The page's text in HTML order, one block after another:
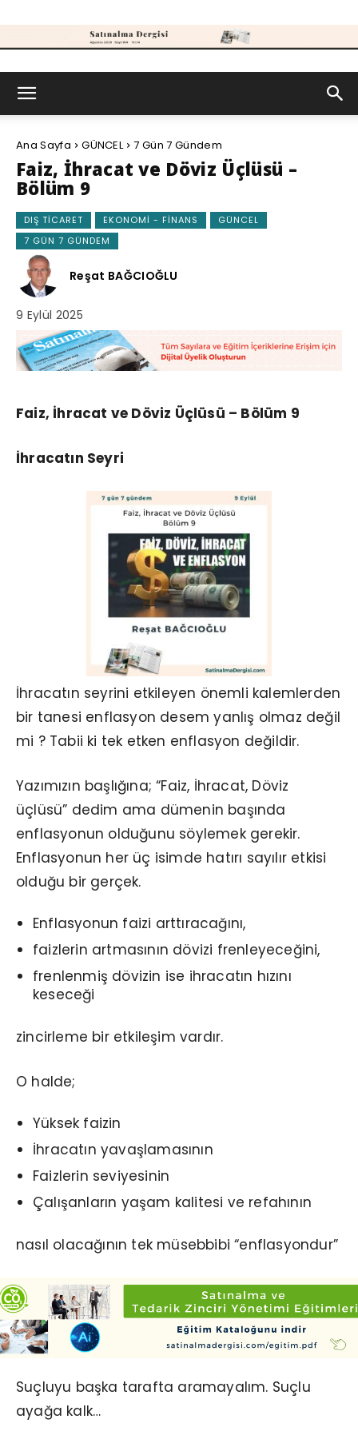
Ana Sayfa GÜNCEL 7 Gün 7 Gündem
Faiz, İhracat ve Döviz Üçlüsü –
Bölüm 9
DIŞ TICARET EKONOMI - FINANS
GÜNCEL
7 GÜN 7 GÜNDEM
Reşat BAĞCIOĞLU
9 Eylül 2025
Faiz, İhracat ve Döviz Üçlüsü – Bölüm 9
İhracatın Seyri
İhracatın seyrini etkileyen önemli kalemlerden
bir tanesi enflasyon desem yanlış olmaz değil
mi ? Tabii ki tek etken enflasyon değildir.
Yazımızın başlığına; “Faiz, İhracat, Döviz
üçlüsü” dedim ama dümenin başında
enflasyonun olduğunu söylemek gerekir.
Enflasyonun her üç isimde hatırı sayılır etkisi
olduğu bir gerçek.
Enflasyonun faizi arttıracağını,
faizlerin artmasının dövizi frenleyeceğini,
frenlenmiş dövizin ise ihracatın hızını
keseceği
zincirleme bir etkileşim vardır.
O halde;
Yüksek faizin
İhracatın yavaşlamasının
Faizlerin seviyesinin
Çalışanların yaşam kalitesi ve refahının
nasıl olacağının tek müsebbibi “enflasyondur”
Suçluyu başka tarafta aramayalım. Suçlu
ayağa kalk…